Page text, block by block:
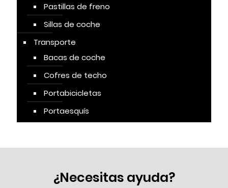
Pastillas de freno
Sillas de coche
Transporte
Bacas de coche
Cofres de techo
Portabicicletas
Portaesquís
¿Necesitas ayuda?